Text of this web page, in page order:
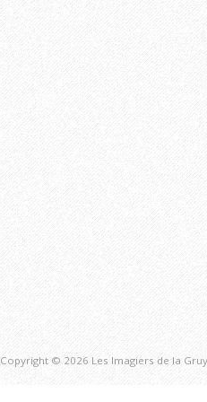
Copyright © 2026 Les Imagiers de la